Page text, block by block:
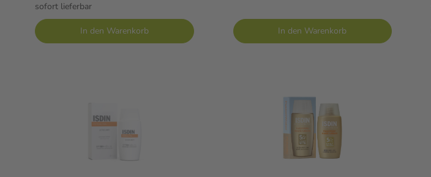
sofort lieferbar
In den Warenkorb In den Warenkorb